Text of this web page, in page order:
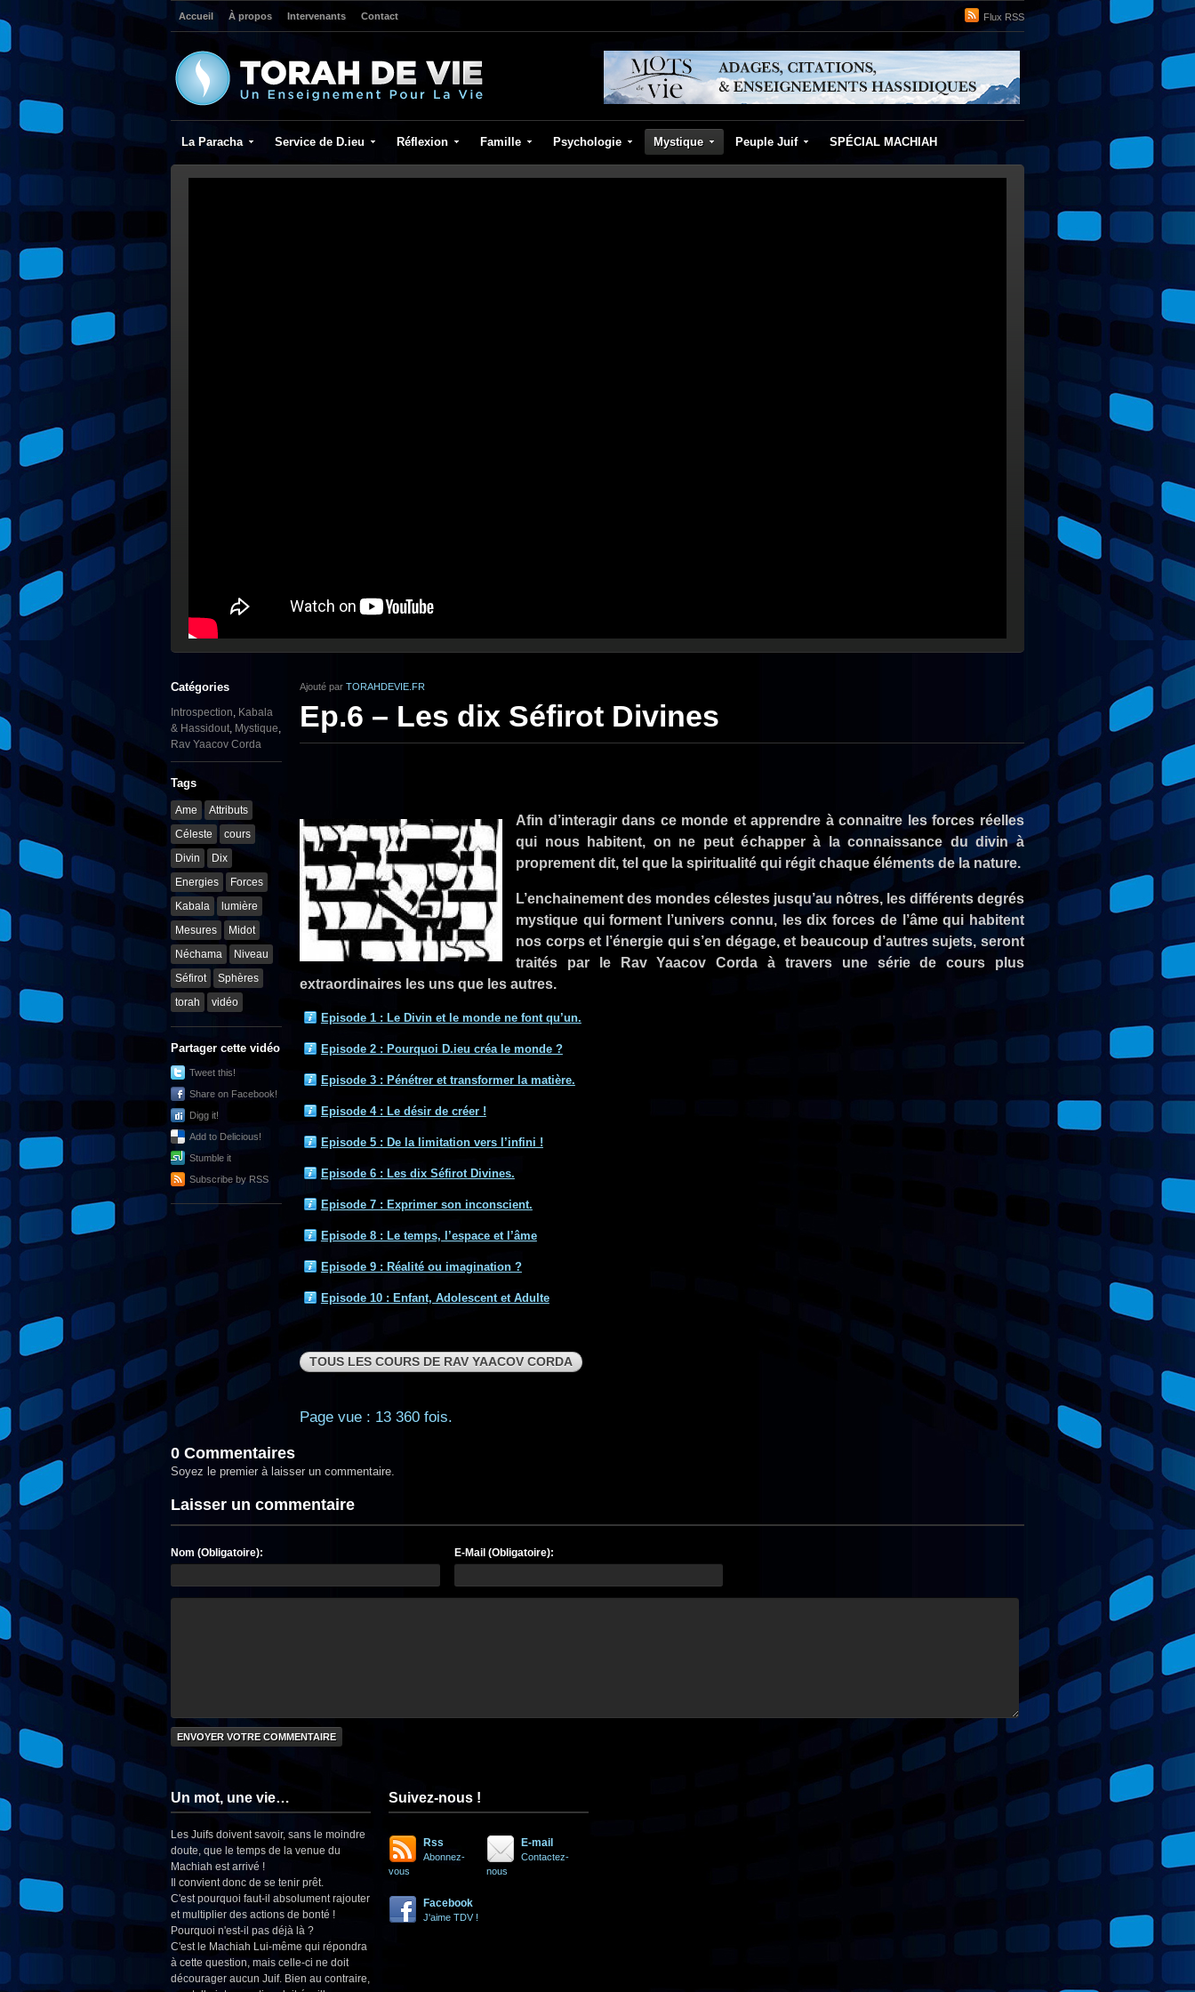
Flux RSS
Accueil À propos Intervenants Contact
La Paracha Service de D.ieu Réflexion Famille Psychologie Mystique Peuple Juif SPÉCIAL MACHIAH
Catégories
Introspection, Kabala
& Hassidout, Mystique,
Rav Yaacov Corda
Tags
Ame
Attributs
Céleste
cours
Divin
Dix
Energies
Forces
Kabala
lumière
Mesures
Midot
Néchama
Niveau
Séfirot
Sphères
torah
vidéo
Partager cette vidéo
Tweet this!
Share on Facebook!
Digg it!
Add to Delicious!
Stumble it
Subscribe by RSS
Ajouté par TORAHDEVIE.FR
Ep.6 – Les dix Séfirot Divines
Afin d’interagir dans ce monde et apprendre à connaitre les forces réelles
qui nous habitent, on ne peut échapper à la connaissance du divin à
proprement dit, tel que la spiritualité qui régit chaque éléments de la nature.
L’enchainement des mondes célestes jusqu’au nôtres, les différents degrés
mystique qui forment l’univers connu, les dix forces de l’âme qui habitent
nos corps et l’énergie qui s’en dégage, et beaucoup d’autres sujets, seront
traités par le Rav Yaacov Corda à travers une série de cours plus
extraordinaires les uns que les autres.
Episode 1 : Le Divin et le monde ne font qu’un.
Episode 2 : Pourquoi D.ieu créa le monde ?
Episode 3 : Pénétrer et transformer la matière.
Episode 4 : Le désir de créer !
Episode 5 : De la limitation vers l’infini !
Episode 6 : Les dix Séfirot Divines.
Episode 7 : Exprimer son inconscient.
Episode 8 : Le temps, l’espace et l’âme
Episode 9 : Réalité ou imagination ?
Episode 10 : Enfant, Adolescent et Adulte
TOUS LES COURS DE RAV YAACOV CORDA
Page vue : 13 360 fois.
0 Commentaires
Soyez le premier à laisser un commentaire.
Laisser un commentaire
Nom (Obligatoire): E-Mail (Obligatoire):
Un mot, une vie…
Les Juifs doivent savoir, sans le moindre
doute, que le temps de la venue du
Machiah est arrivé !
Il convient donc de se tenir prêt.
C'est pourquoi faut-il absolument rajouter
et multiplier des actions de bonté !
Pourquoi n'est-il pas déjà là ?
C'est le Machiah Lui-même qui répondra
à cette question, mais celle-ci ne doit
décourager aucun Juif. Bien au contraire,
Suivez-nous !
Rss
Abonnez-
vous
E-mail
Contactez-
nous
Facebook
J'aime TDV !